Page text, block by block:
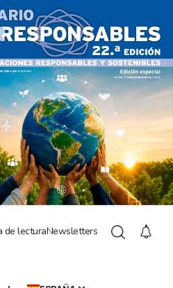
de lecturaNewsletters